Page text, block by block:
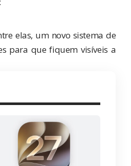
elas, um novo sistema de
para que fiquem visíveis a